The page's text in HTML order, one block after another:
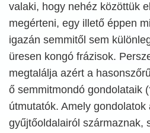
valaki, hogy nehéz közöttük
megérteni, egy illető éppen
igazán semmitől sem
üresen kongó frázisok.
megtalálja azért a
ő semmitmondó gondolataik
útmutatók. Amely
gyűjtőoldalairól származnak,